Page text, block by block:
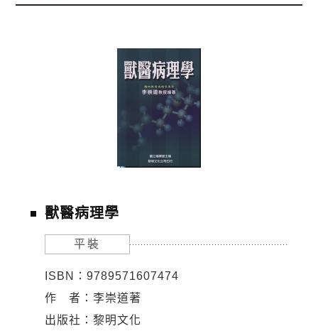
獸醫病理學
平裝
ISBN：9789571607474
作 者：李崇道著
出版社：黎明文化